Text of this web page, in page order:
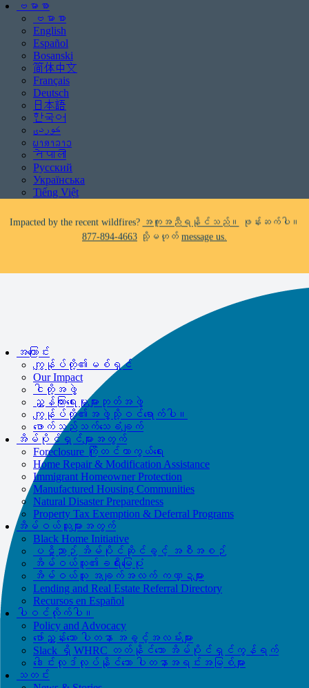
ဗမာစာ
ဗမာစာ
English
Español
Bosanski
简体中文
Français
Deutsch
日本語
한국어
ພາສາລາວ
नेपाली
Русский
Українська
Tiếng Việt
Be aware of scams: WHRC does not make unsolicited phone calls and will
If you receive a suspicious call claiming to be from WHRC, please contact
Impacted by the recent wildfires?
877-894-4663
Facing foreclosure?အကူအညီရနိုင်သည်။ဖုန်းဆက်ပါ။ 877-894-
4663သို့မဟုတ်message us.
Be aware of scams: WHRC does not make unsolicited phone calls and will
If you receive a suspicious call claiming to be from WHRC, please contact
877-894-4663.
Impacted by the recent wildfires? အကူအညီရနိုင်သည်။
877-894-4663
အကြောင်း
ကျွန်ုပ်တို့၏မစ်ရှင်
Our Impact
ငါတို့အဖွဲ့
ညွှန်ကြားရေးမှုးများဘုတ်အဖွဲ့
ကျွန်ုပ်တို့၏အဖွဲ့သို့ဝင်ရောက်ပါ။
ဖောက်သည်သက်သေခံချက်
အိမ်ပိုင်ရှင်များအတွက်
Foreclosure ကြိုတင်ကာကွယ်ရေး
Home Repair & Modification Assistance
Immigrant Homeowner Protection
Manufactured Housing Communities
Natural Disaster Preparedness
Property Tax Exemption & Deferral Programs
အိမ်ဝယ်သူများအတွက်
Black Home Initiative
ပဋိညာဉ် အိမ်ပိုင်ဆိုင်ခွင့် အစီအစဉ်
အိမ်ဝယ်သူ၏ခရီးမြေပုံ
အိမ်ဝယ်သူ အချက်အလက် ကဏ္ဍများ
Lending and Real Estate Referral Directory
Recursos en Español
ပါဝင်လိုက်ပါ။
Policy and Advocacy
ဖော်ညွှန်းသော ပါတနာ အခွင့်အလမ်းများ
Slack ရှိ WHRC တတ်နိုင်သော အိမ်ပိုင်ရှင်ကွန်ရက်
ဒေါင်းလုဒ်လုပ်နိုင်သော ပါတနာအရင်းအမြစ်များ
သတင်း